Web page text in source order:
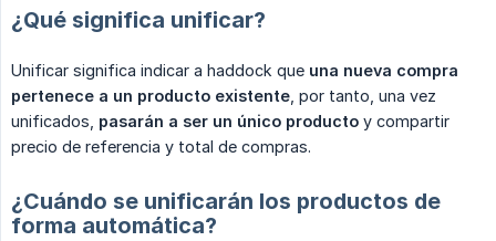
¿Qué significa unificar?
Unificar significa indicar a haddock que una nueva compra
pertenece a un producto existente , por tanto, una vez
unificados, pasarán a ser un único producto y compartir
precio de referencia y total de compras.
¿Cuándo se unificarán los productos de
forma automática?